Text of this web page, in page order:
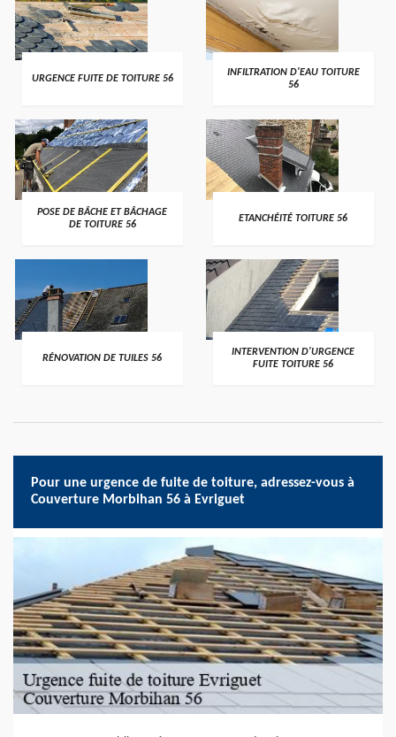
>
URGENCE FUITE DE TOITURE 56 >
INFILTRATION D'EAU TOITURE
56
>
POSE DE BÂCHE ET BÂCHAGE
DE TOITURE 56
>
ETANCHÉITÉ TOITURE 56
>
RÉNOVATION DE TUILES 56 >
INTERVENTION D'URGENCE
FUITE TOITURE 56
Pour une urgence de fuite de toiture, adressez-vous à
Couverture Morbihan 56 à Evriguet